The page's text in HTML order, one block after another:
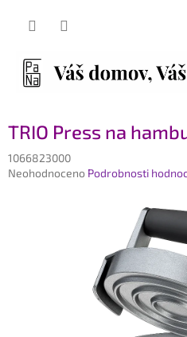
TRIO Press na
1066823000
Průměrné
Neohodnoceno Podrobnosti